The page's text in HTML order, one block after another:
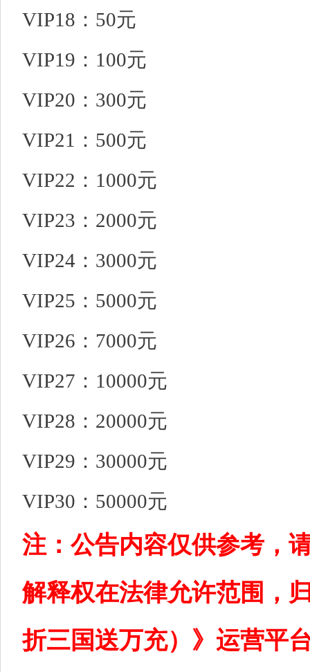
VIP18：50元
VIP19：100元
VIP20：300元
VIP21：500元
VIP22：1000元
VIP23：2000元
VIP24：3000元
VIP25：5000元
VIP26：7000元
VIP27：10000元
VIP28：20000元
VIP29：30000元
VIP30：50000元
注：公告内容仅供参考，
解释权在法律允许范围，
折三国送万充）》运营平